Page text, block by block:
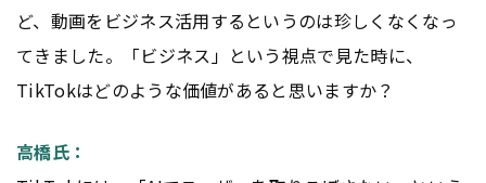
ど、動画をビジネス活用するというのは珍しくなくなっ
てきました。「ビジネス」という視点で見た時に、
TikTokはどのような価値があると思いますか？
高橋氏：